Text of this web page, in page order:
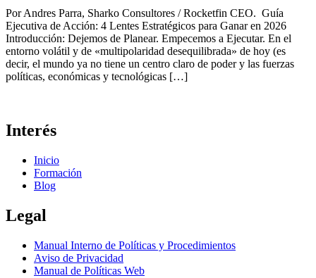
Por Andres Parra, Sharko Consultores / Rocketfin CEO. Guía
Ejecutiva de Acción: 4 Lentes Estratégicos para Ganar en 2026
Introducción: Dejemos de Planear. Empecemos a Ejecutar. En el
entorno volátil y de «multipolaridad desequilibrada» de hoy (es
decir, el mundo ya no tiene un centro claro de poder y las fuerzas
políticas, económicas y tecnológicas […]
Interés
Inicio
Formación
Blog
Legal
Manual Interno de Políticas y Procedimientos
Aviso de Privacidad
Manual de Políticas Web